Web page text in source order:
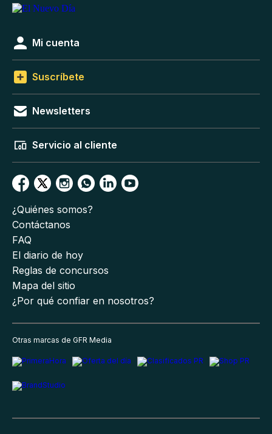
Mi cuenta
Suscríbete
Newsletters
Servicio al cliente
¿Quiénes somos?
Contáctanos
FAQ
El diario de hoy
Reglas de concursos
Mapa del sitio
¿Por qué confiar en nosotros?
Otras marcas de GFR Media